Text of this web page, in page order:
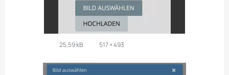
25,59 kB 517 × 493